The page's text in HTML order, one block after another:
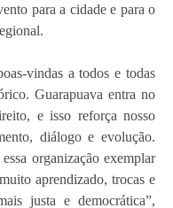
para a cidade e para o
vindas a todos e todas
Guarapuava entra no
e isso reforça nosso
diálogo e evolução.
organização exemplar
aprendizado, trocas e
justa e democrática”,